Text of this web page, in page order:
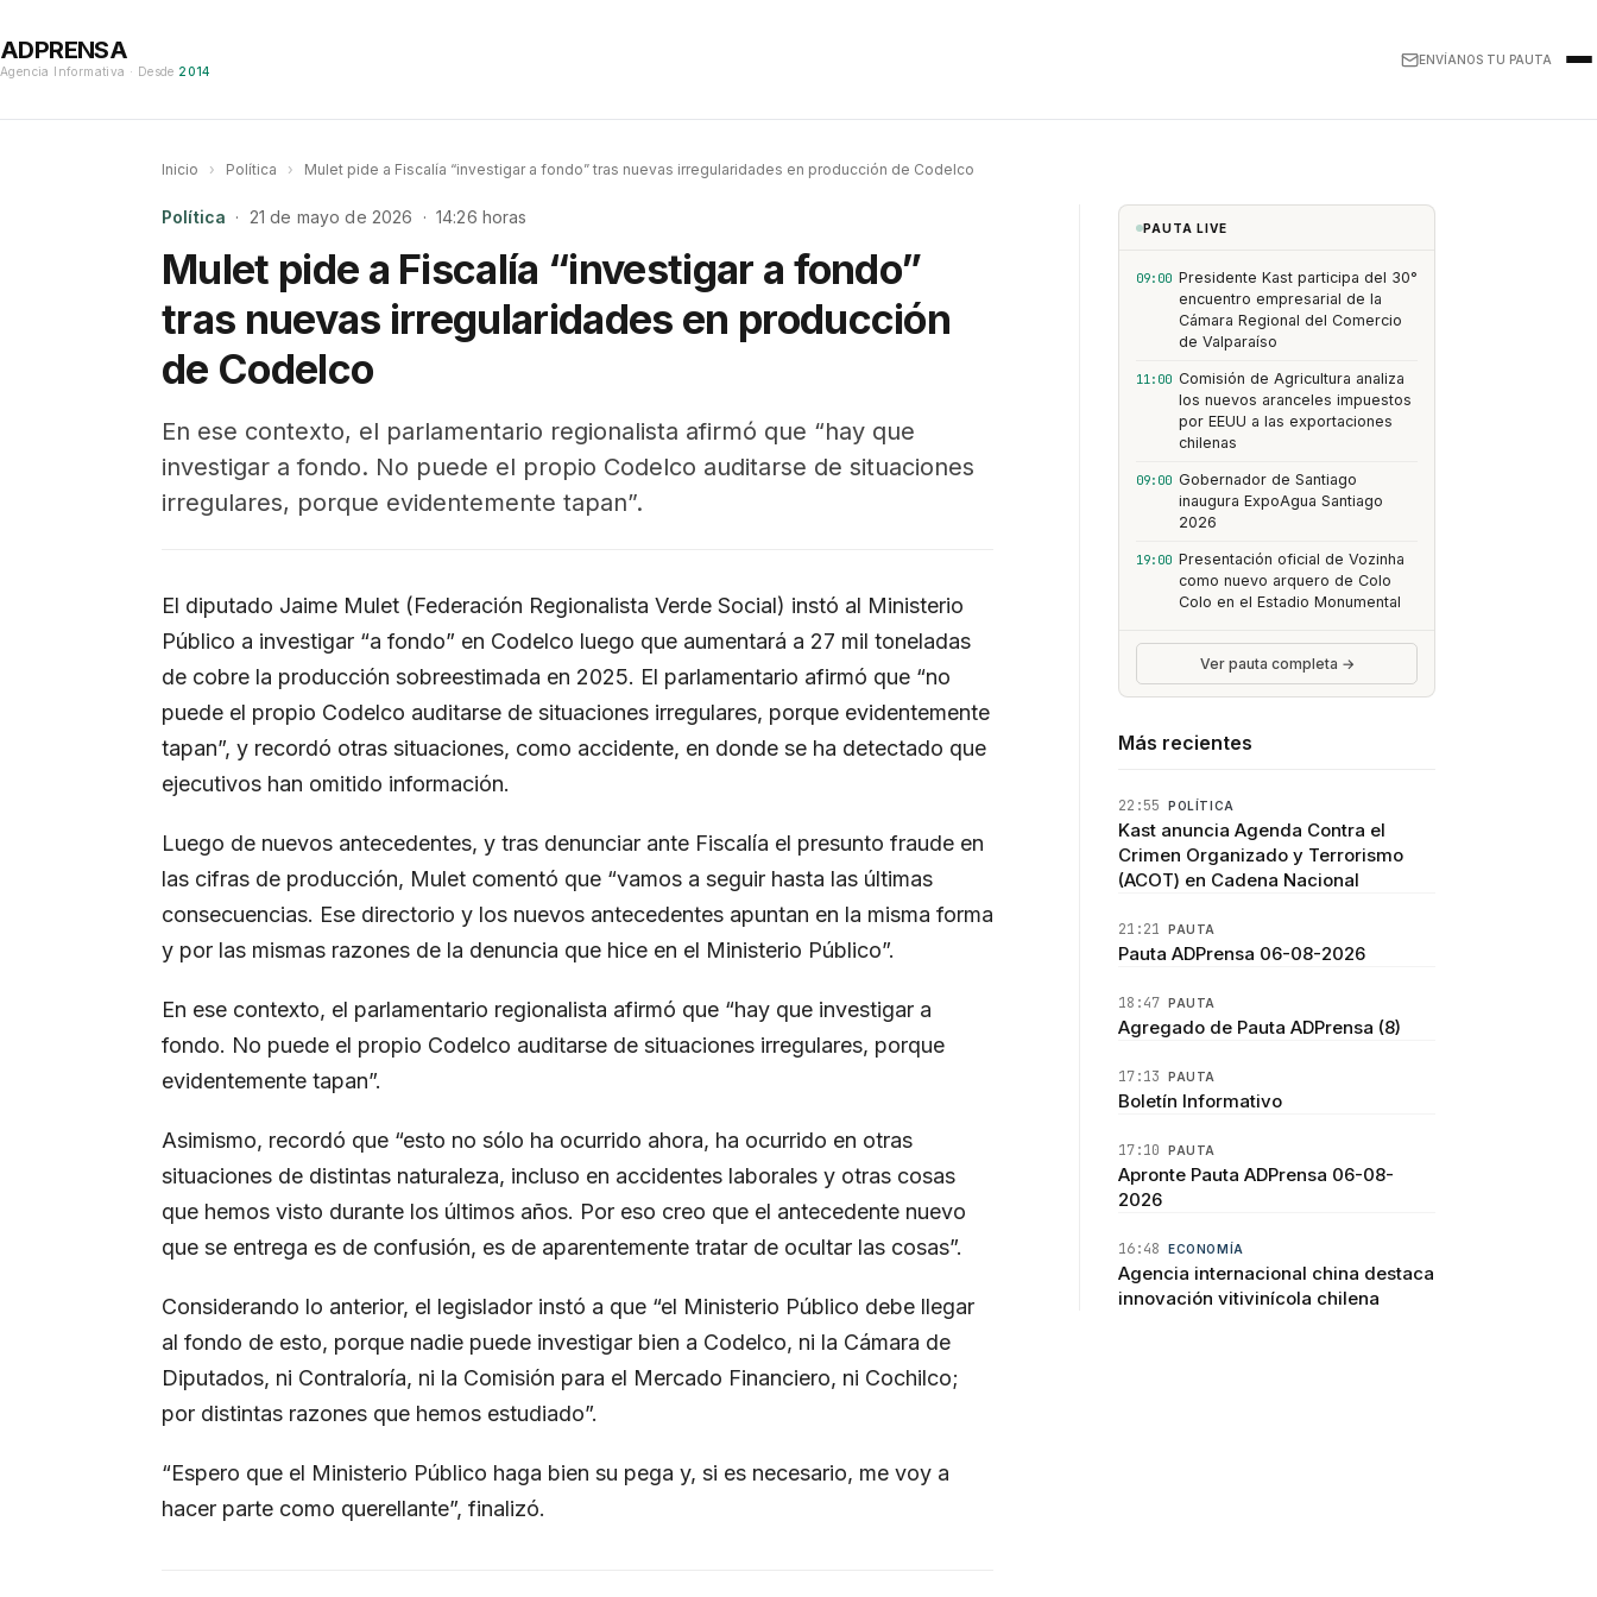
ADPRENSA
Agencia Informativa · Desde 2014
ENVÍANOS TU PAUTA
Inicio › Política › Mulet pide a Fiscalía “investigar a fondo” tras nuevas irregularidades en producción de Codelco
Política · 21 de mayo de 2026 · 14:26 horas
Mulet pide a Fiscalía “investigar a fondo”
tras nuevas irregularidades en producción
de Codelco
En ese contexto, el parlamentario regionalista afirmó que “hay que
investigar a fondo. No puede el propio Codelco auditarse de situaciones
irregulares, porque evidentemente tapan”.
El diputado Jaime Mulet (Federación Regionalista Verde Social) instó al Ministerio
Público a investigar “a fondo” en Codelco luego que aumentará a 27 mil toneladas
de cobre la producción sobreestimada en 2025. El parlamentario afirmó que “no
puede el propio Codelco auditarse de situaciones irregulares, porque evidentemente
tapan”, y recordó otras situaciones, como accidente, en donde se ha detectado que
ejecutivos han omitido información.
Luego de nuevos antecedentes, y tras denunciar ante Fiscalía el presunto fraude en
las cifras de producción, Mulet comentó que “vamos a seguir hasta las últimas
consecuencias. Ese directorio y los nuevos antecedentes apuntan en la misma forma
y por las mismas razones de la denuncia que hice en el Ministerio Público”.
En ese contexto, el parlamentario regionalista afirmó que “hay que investigar a
fondo. No puede el propio Codelco auditarse de situaciones irregulares, porque
evidentemente tapan”.
Asimismo, recordó que “esto no sólo ha ocurrido ahora, ha ocurrido en otras
situaciones de distintas naturaleza, incluso en accidentes laborales y otras cosas
que hemos visto durante los últimos años. Por eso creo que el antecedente nuevo
que se entrega es de confusión, es de aparentemente tratar de ocultar las cosas”.
Considerando lo anterior, el legislador instó a que “el Ministerio Público debe llegar
al fondo de esto, porque nadie puede investigar bien a Codelco, ni la Cámara de
Diputados, ni Contraloría, ni la Comisión para el Mercado Financiero, ni Cochilco;
por distintas razones que hemos estudiado”.
“Espero que el Ministerio Público haga bien su pega y, si es necesario, me voy a
hacer parte como querellante”, finalizó.
PAUTA LIVE
09:00 Presidente Kast participa del 30°
encuentro empresarial de la
Cámara Regional del Comercio
de Valparaíso
11:00 Comisión de Agricultura analiza
los nuevos aranceles impuestos
por EEUU a las exportaciones
chilenas
09:00 Gobernador de Santiago
inaugura ExpoAgua Santiago
2026
19:00 Presentación oficial de Vozinha
como nuevo arquero de Colo
Colo en el Estadio Monumental
Ver pauta completa →
Más recientes
22:55 POLÍTICA
Kast anuncia Agenda Contra el
Crimen Organizado y Terrorismo
(ACOT) en Cadena Nacional
21:21 PAUTA
Pauta ADPrensa 06-08-2026
18:47 PAUTA
Agregado de Pauta ADPrensa (8)
17:13 PAUTA
Boletín Informativo
17:10 PAUTA
Apronte Pauta ADPrensa 06-08-
2026
16:48 ECONOMÍA
Agencia internacional china destaca
innovación vitivinícola chilena